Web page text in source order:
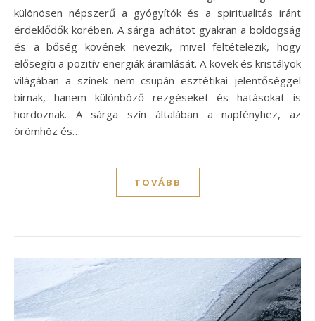
különösen népszerű a gyógyítók és a spiritualitás iránt
érdeklődők körében. A sárga achátot gyakran a boldogság
és a bőség kövének nevezik, mivel feltételezik, hogy
elősegíti a pozitív energiák áramlását. A kövek és kristályok
világában a színek nem csupán esztétikai jelentőséggel
bírnak, hanem különböző rezgéseket és hatásokat is
hordoznak. A sárga szín általában a napfényhez, az
örömhöz és…
TOVÁBB